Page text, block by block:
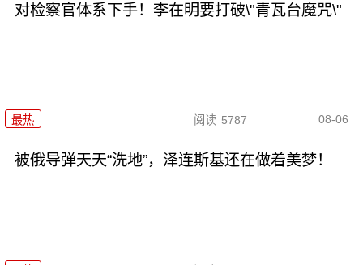
对检察官体系下手！李在明要打破\"青瓦台魔咒\"
最热 阅读 5787 08-06
被俄导弹天天“洗地”，泽连斯基还在做着美梦！